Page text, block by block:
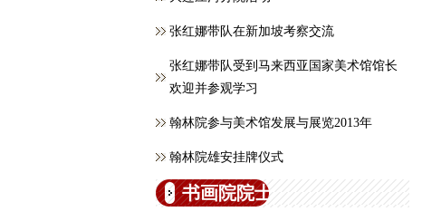
张红娜带队在新加坡考察交流
张红娜带队受到马来西亚国家美术馆馆长
欢迎并参观学习
翰林院参与美术馆发展与展览2013年
翰林院雄安挂牌仪式
书画院院士